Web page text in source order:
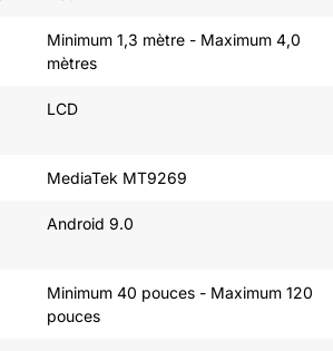
Minimum 1,3 mètre - Maximum 4,0
mètres
LCD
MediaTek MT9269
Android 9.0
Minimum 40 pouces - Maximum 120
pouces